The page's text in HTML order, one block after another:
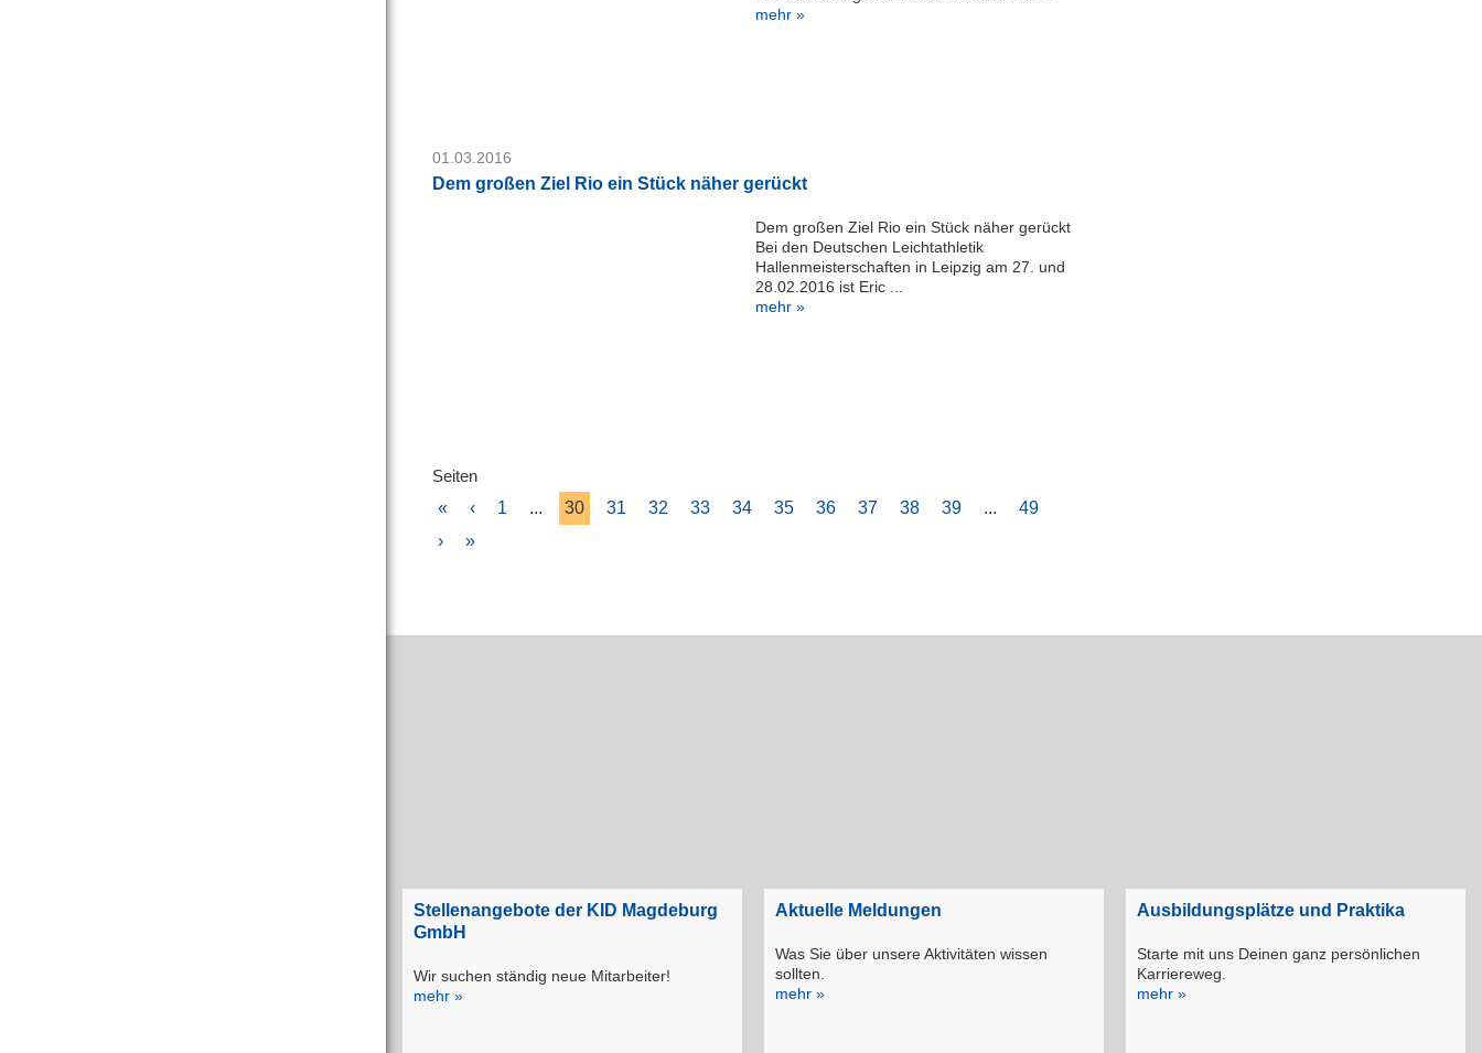
mehr »
01.03.2016
Dem großen Ziel Rio ein Stück näher gerückt
Dem großen Ziel Rio ein Stück näher gerückt
Bei den Deutschen Leichtathletik
Hallenmeisterschaften in Leipzig am 27. und
28.02.2016 ist Eric ...
mehr »
Seiten
«
‹ 1 ... 30 31 32 33 34 35 36 37 38 39 ...
49
›
»
Stellenangebote der KID Magdeburg
GmbH
Wir suchen ständig neue Mitarbeiter!
mehr »
Aktuelle Meldungen
Was Sie über unsere Aktivitäten wissen
sollten.
mehr »
Ausbildungsplätze und Praktika
Starte mit uns Deinen ganz persönlichen
Karriereweg.
mehr »